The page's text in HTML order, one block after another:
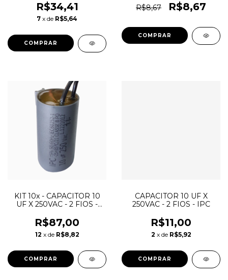
R$34,41
7 x de R$5,64
R$8,67 R$8,67
KIT 10x - CAPACITOR 10
UF X 250VAC - 2 FIOS -
R$87,00
12 x de R$8,82
CAPACITOR 10 UF X
250VAC - 2 FIOS - IPC
R$11,00
2 x de R$5,92